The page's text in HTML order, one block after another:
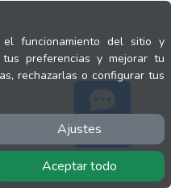
el funcionamiento del sitio y
preferencias y mejorar tu
rechazarlas o configurar tus
Ajustes
Aceptar todo
Soporte